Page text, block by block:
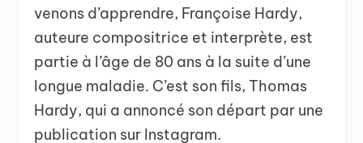
venons d’apprendre, Françoise Hardy,
auteure compositrice et interprète, est
partie à l’âge de 80 ans à la suite d’une
longue maladie. C’est son fils, Thomas
Hardy, qui a annoncé son départ par une
publication sur Instagram.